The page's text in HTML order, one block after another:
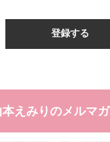
えみりのメルマガ